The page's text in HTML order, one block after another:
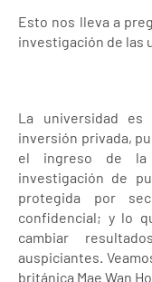
Esto nos lleva a
investigación de las
La universidad
inversión privada,
el ingreso de la
investigación de
protegida por
confidencial; y lo
cambiar
auspiciantes.
británica Mae Wan